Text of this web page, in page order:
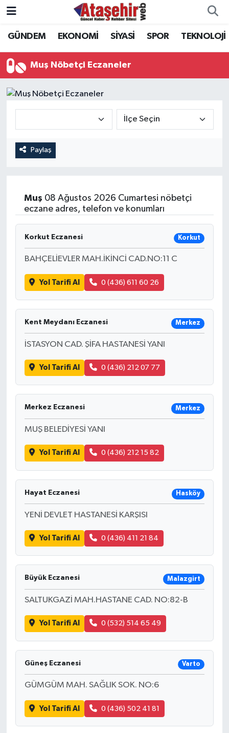
GÜNDEM EKONOMİ SİYASİ SPOR TEKNOLOJİ
Muş Nöbetçi Eczaneler
Paylaş
Muş 08 Ağustos 2026 Cumartesi nöbetçi
eczane adres, telefon ve konumları
Korkut Eczanesi Korkut
BAHÇELİEVLER MAH.İKİNCİ CAD.NO:11 C
Yol Tarifi Al 0 (436) 611 60 26
Kent Meydanı Eczanesi Merkez
İSTASYON CAD. ŞİFA HASTANESİ YANI
Yol Tarifi Al 0 (436) 212 07 77
Merkez Eczanesi Merkez
MUŞ BELEDİYESİ YANI
Yol Tarifi Al 0 (436) 212 15 82
Hayat Eczanesi Hasköy
YENİ DEVLET HASTANESİ KARŞISI
Yol Tarifi Al 0 (436) 411 21 84
Büyük Eczanesi Malazgirt
SALTUKGAZİ MAH.HASTANE CAD. NO:82-B
Yol Tarifi Al 0 (532) 514 65 49
Güneş Eczanesi Varto
GÜMGÜM MAH. SAĞLIK SOK. NO:6
Yol Tarifi Al 0 (436) 502 41 81
Hava Durumu
Trafik Durumu
Süper Lig Puan Durumu ve Fikstür
Son Dakika Haberleri